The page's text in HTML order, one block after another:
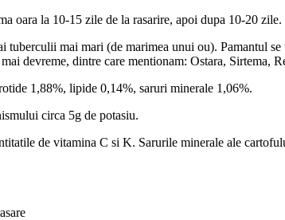
oara la 10-15 zile de la rasarire, apoi dupa 10-20 zile.
mai mari (de marimea unui ou). Pamantul
devreme, dintre care mentionam: Ostara, Sirtema,
1,88%, lipide 0,14%, saruri minerale 1,06%.
circa 5g de potasiu.
de vitamina C si K. Sarurile minerale ale